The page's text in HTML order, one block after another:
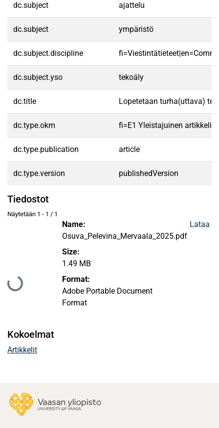
dc.subject ajattelu
dc.subject ympäristö
dc.subject.discipline
dc.subject.yso tekoäly
dc.title Lopetetaan turha(uttava)
dc.type.okm fi=E1 Yleistajuinen artikkeli,
dc.type.publication article
dc.type.version publishedVersion
Tiedostot
Näytetään 1 - 1 / 1
Ladataan...
Name:
Osuva_Pelevina_Mervaala_2025.pdf
Size:
1.49 MB
Format:
Adobe Portable Document
Format
Lataa
Kokoelmat
Artikkelit